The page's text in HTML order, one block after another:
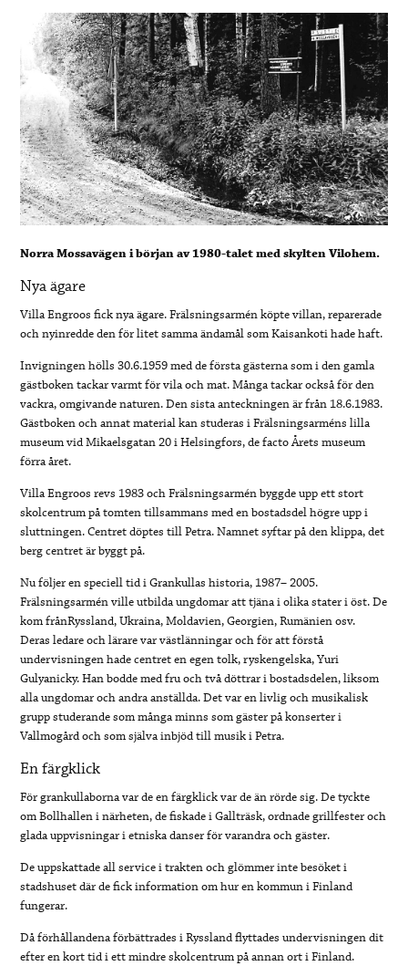
Norra Mossavägen i början av 1980-talet med skylten Vilohem.
Nya ägare
Villa Engroos fick nya ägare. Frälsningsarmén köpte villan, reparerade
och nyinredde den för litet samma ändamål som Kaisankoti hade haft.
Invigningen hölls 30.6.1959 med de första gästerna som i den gamla
gästboken tackar varmt för vila och mat. Många tackar också för den
vackra, omgivande naturen. Den sista anteckningen är från 18.6.1983.
Gästboken och annat material kan studeras i Frälsningsarméns lilla
museum vid Mikaelsgatan 20 i Helsingfors, de facto Årets museum
förra året.
Villa Engroos revs 1983 och Frälsningsarmén byggde upp ett stort
skolcentrum på tomten tillsammans med en bostadsdel högre upp i
sluttningen. Centret döptes till Petra. Namnet syftar på den klippa, det
berg centret är byggt på.
Nu följer en speciell tid i Grankullas historia, 1987– 2005.
Frälsningsarmén ville utbilda ungdomar att tjäna i olika stater i öst. De
kom frånRyssland, Ukraina, Moldavien, Georgien, Rumänien osv.
Deras ledare och lärare var västlänningar och för att förstå
undervisningen hade centret en egen tolk, ryskengelska, Yuri
Gulyanicky. Han bodde med fru och två döttrar i bostadsdelen, liksom
alla ungdomar och andra anställda. Det var en livlig och musikalisk
grupp studerande som många minns som gäster på konserter i
Vallmogård och som själva inbjöd till musik i Petra.
En färgklick
För grankullaborna var de en färgklick var de än rörde sig. De tyckte
om Bollhallen i närheten, de fiskade i Gallträsk, ordnade grillfester och
glada uppvisningar i etniska danser för varandra och gäster.
De uppskattade all service i trakten och glömmer inte besöket i
stadshuset där de fick information om hur en kommun i Finland
fungerar.
Då förhållandena förbättrades i Ryssland flyttades undervisningen dit
efter en kort tid i ett mindre skolcentrum på annan ort i Finland.